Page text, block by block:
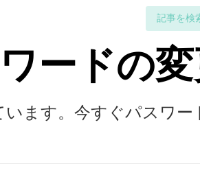
ードの
ます。今すぐパスワー